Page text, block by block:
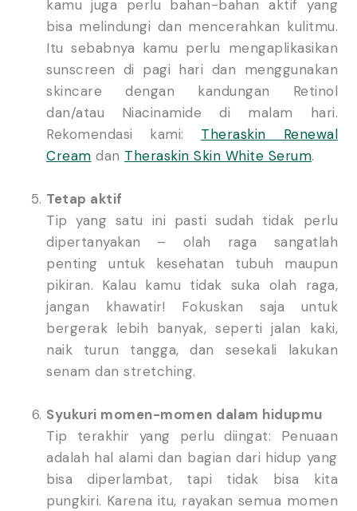
kamu juga perlu bahan-bahan aktif yang
bisa melindungi dan mencerahkan kulitmu.
Itu sebabnya kamu perlu mengaplikasikan
sunscreen di pagi hari dan menggunakan
skincare dengan kandungan Retinol
dan/atau Niacinamide di malam hari.
Rekomendasi kami: Theraskin Renewal
Cream dan Theraskin Skin White Serum.
Tetap aktif
Tip yang satu ini pasti sudah tidak perlu
dipertanyakan – olah raga sangatlah
penting untuk kesehatan tubuh maupun
pikiran. Kalau kamu tidak suka olah raga,
jangan khawatir! Fokuskan saja untuk
bergerak lebih banyak, seperti jalan kaki,
naik turun tangga, dan sesekali lakukan
senam dan stretching.
Syukuri momen-momen dalam hidupmu
Tip terakhir yang perlu diingat: Penuaan
adalah hal alami dan bagian dari hidup yang
bisa diperlambat, tapi tidak bisa kita
pungkiri. Karena itu, rayakan semua momen